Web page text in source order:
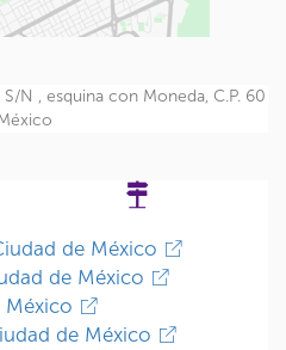
N , esquina con Moneda, C.P. 60
de México
de México
México
de México